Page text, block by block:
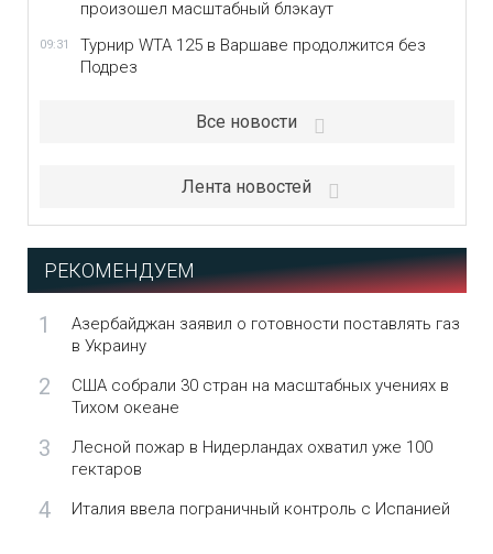
произошел масштабный блэкаут
09:31
Турнир WTA 125 в Варшаве продолжится без
Подрез
Все новости
Лента новостей
РЕКОМЕНДУЕМ
1
Азербайджан заявил о готовности поставлять газ
в Украину
2
США собрали 30 стран на масштабных учениях в
Тихом океане
3
Лесной пожар в Нидерландах охватил уже 100
гектаров
4 Италия ввела пограничный контроль с Испанией